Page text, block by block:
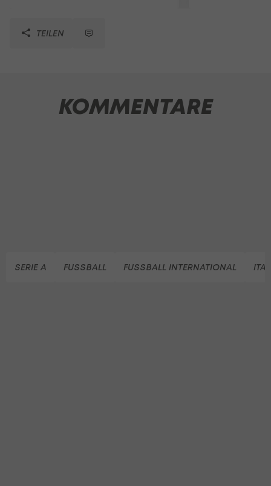
TEILEN
KOMMENTARE
SERIE A FUSSBALL FUSSBALL INTERNATIONAL